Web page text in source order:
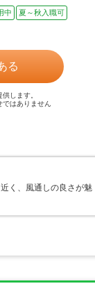
中
夏～秋入職可
る
します。
ではありません
く、風通しの良さが魅